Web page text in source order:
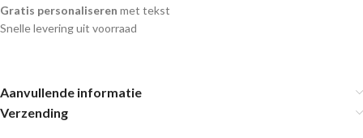
Gratis personaliseren met tekst
Snelle levering uit voorraad
Aanvullende informatie
Verzending